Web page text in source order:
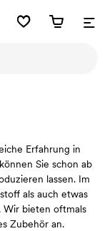
Erfahrung in
Sie schon ab
lassen. Im
als auch etwas
Wir bieten oftmals
Zubehör an.